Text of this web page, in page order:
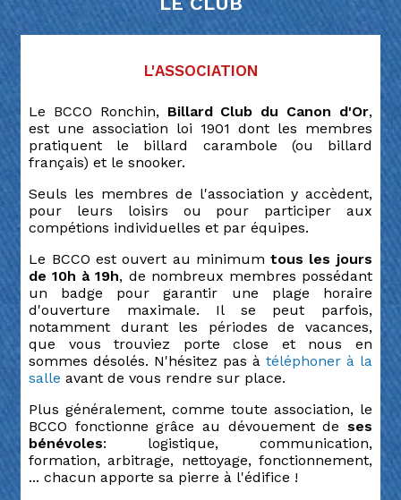
L'association
Le BCCO Ronchin, Billard Club du Canon d'Or,
est une association loi 1901 dont les membres
pratiquent le billard carambole (ou billard
français) et le snooker.
Seuls les membres de l'association y accèdent,
pour leurs loisirs ou pour participer aux
compétions individuelles et par équipes.
Le BCCO est ouvert au minimumtous les jours
de 10h à 19h, de nombreux membres possédant
un badge pour garantir une plage horaire
d'ouverture maximale. Il se peut parfois,
notamment durant les périodes de vacances,
que vous trouviez porte close et nous en
sommes désolés. N'hésitez pas à téléphoner à la
salle avant de vous rendre sur place.
Plus généralement, comme toute association, le
BCCO fonctionne grâce au dévouement de ses
bénévoles: logistique, communication,
formation, arbitrage, nettoyage, fonctionnement,
... chacun apporte sa pierre à l'édifice !